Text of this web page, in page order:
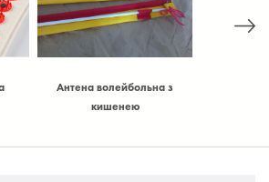
Антена волейбольна з
кишенею